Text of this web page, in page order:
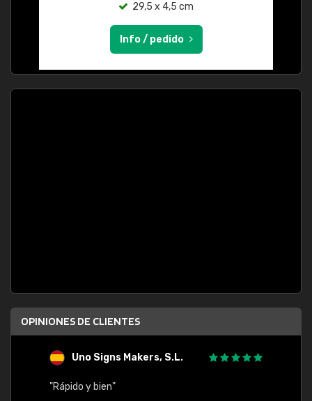
29,5 x 4,5 cm
Info / pedido
OPINIONES DE CLIENTES
Uno Signs Makers, S.L.
"Rápido y bien"